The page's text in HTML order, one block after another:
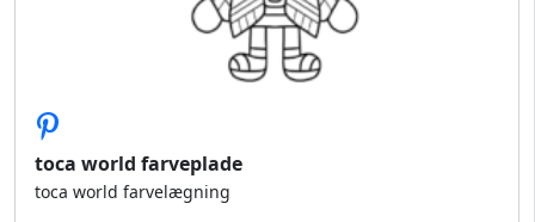
toca world farveplade
toca world farvelægning